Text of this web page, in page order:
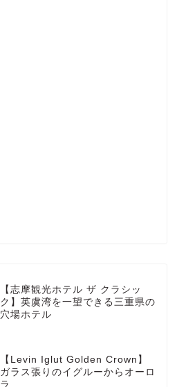
【志摩観光ホテル ザ クラシッ
ク】英虞湾を一望できる三重県の
穴場ホテル
【Levin Iglut Golden Crown】
ガラス張りのイグルーからオーロ
ラ
HOTEL
MarriottBonvoy
TRAVEL